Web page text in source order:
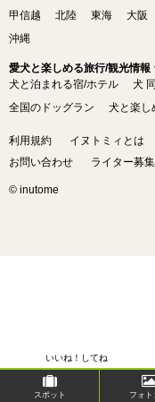
いいね！してね
甲信越
北陸 東海 大阪
沖縄
愛犬と楽しめる旅行/観光情報
犬と泊まれる宿/ホテル
犬
全国のドッグラン
犬と楽し
利用規約 イヌトミィとは
お問い合わせ
ライター募集
© inutome
スポット フォト